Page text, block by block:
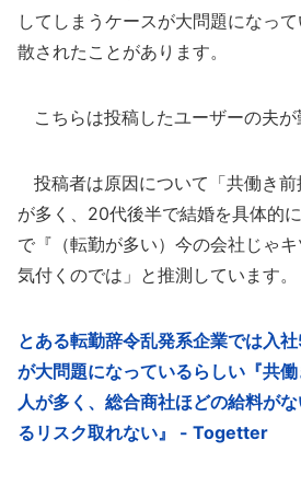
してしまうケースが大問題になっ
散されたことがあります。
こちらは投稿したユーザーの夫が
投稿者は原因について「共働き前
が多く、20代後半で結婚を具体的
で『（転勤が多い）今の会社じゃ
気付くのでは」と推測しています。
とある転勤辞令乱発系企業では入
が大問題になっているらしい『共
人が多く、総合商社ほどの給料が
るリスク取れない』 - Togetter